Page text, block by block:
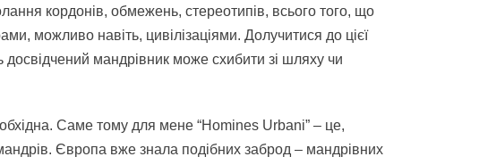
кордонів, обмежень, стереотипів, всього того, що
можливо навіть, цивілізаціями. Долучитися до цієї
мандрівник може схибити зі шляху чи
Саме тому для мене “Homines Urbani” – це,
Європа вже знала подібних заброд – мандрівних